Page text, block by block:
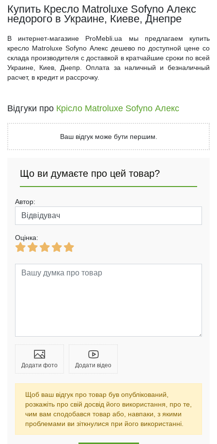
Купить Кресло Matroluxe Sofyno Алекс
недорого в Украине, Киеве, Днепре
В интернет-магазине ProMebli.ua мы предлагаем купить
кресло Matroluxe Sofyno Алекс дешево по доступной цене со
склада производителя с доставкой в кратчайшие сроки по всей
Украине, Киев, Днепр. Оплата за наличный и безналичный
расчет, в кредит и рассрочку.
Відгуки про Крісло Matroluxe Sofyno Алекс
Ваш відгук може бути першим.
Що ви думаєте про цей товар?
Автор:
Оцінка:
Додати фото Додати відео
Щоб ваш відгук про товар був опублікований,
розкажіть про свій досвід його використання, про те,
чим вам сподобався товар або, навпаки, з якими
проблемами ви зіткнулися при його використанні.